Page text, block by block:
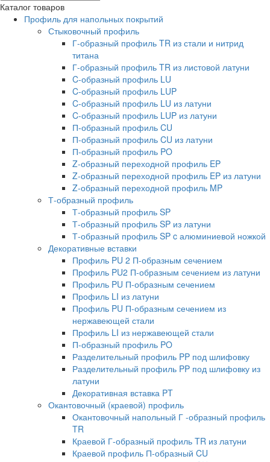
Каталог товаров
Профиль для напольных покрытий
Стыковочный профиль
Г-образный профиль TR из стали и нитрид
титана
Г-образный профиль TR из листовой латуни
C-образный профиль LU
C-образный профиль LUP
C-образный профиль LU из латуни
C-образный профиль LUP из латуни
П-образный профиль CU
П-образный профиль CU из латуни
П-образный профиль PO
Z-образный переходной профиль EP
Z-образный переходной профиль EP из латуни
Z-образный переходной профиль MP
Т-образный профиль
Т-образный профиль SP
Т-образный профиль SP из латуни
Т-образный профиль SP c алюминиевой ножкой
Декоративные вставки
Профиль PU 2 П-образным сечением
Профиль PU2 П-образным сечением из латуни
Профиль PU П-образным сечением
Профиль LI из латуни
Профиль PU П-образным сечением из
нержавеющей стали
Профиль LI из нержавеющей стали
П-образный профиль PO
Разделительный профиль PP под шлифовку
Разделительный профиль PP под шлифовку из
латуни
Декоративная вставка PT
Окантовочный (краевой) профиль
Окантовочный напольный Г -образный профиль
TR
Краевой Г-образный профиль TR из латуни
Краевой профиль П-образный CU